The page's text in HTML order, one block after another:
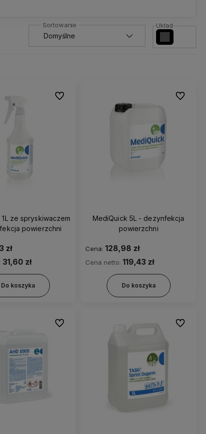
Układ
ze spryskiwaczem
powierzchni
zł
31,60 zł
Do koszyka
Do ulubionych
MediQuick 5L - dezynfekcja
powierzchni
Cena: 128,98 zł
Cena netto:119,43 zł
Do koszyka
Do
Do ulubionych Do